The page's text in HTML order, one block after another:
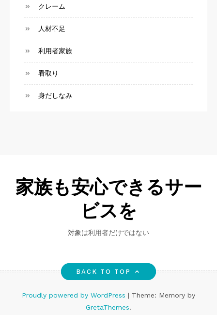
クレーム
人材不足
利用者家族
看取り
身だしなみ
家族も安心できるサー
ビスを
対象は利用者だけではない
BACK TO TOP
Proudly powered by WordPress | Theme: Memory by
GretaThemes.